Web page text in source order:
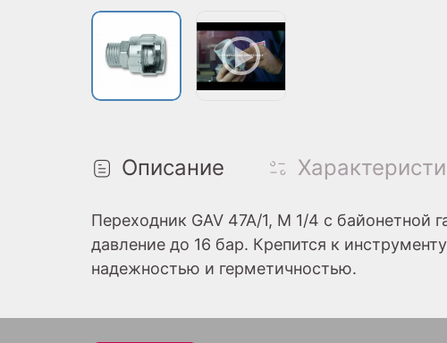
Описание
Переходник GAV 47A/1, M 1/4 с байонетной
давление до 16 бар. Крепится к
надежностью и герметичностью.